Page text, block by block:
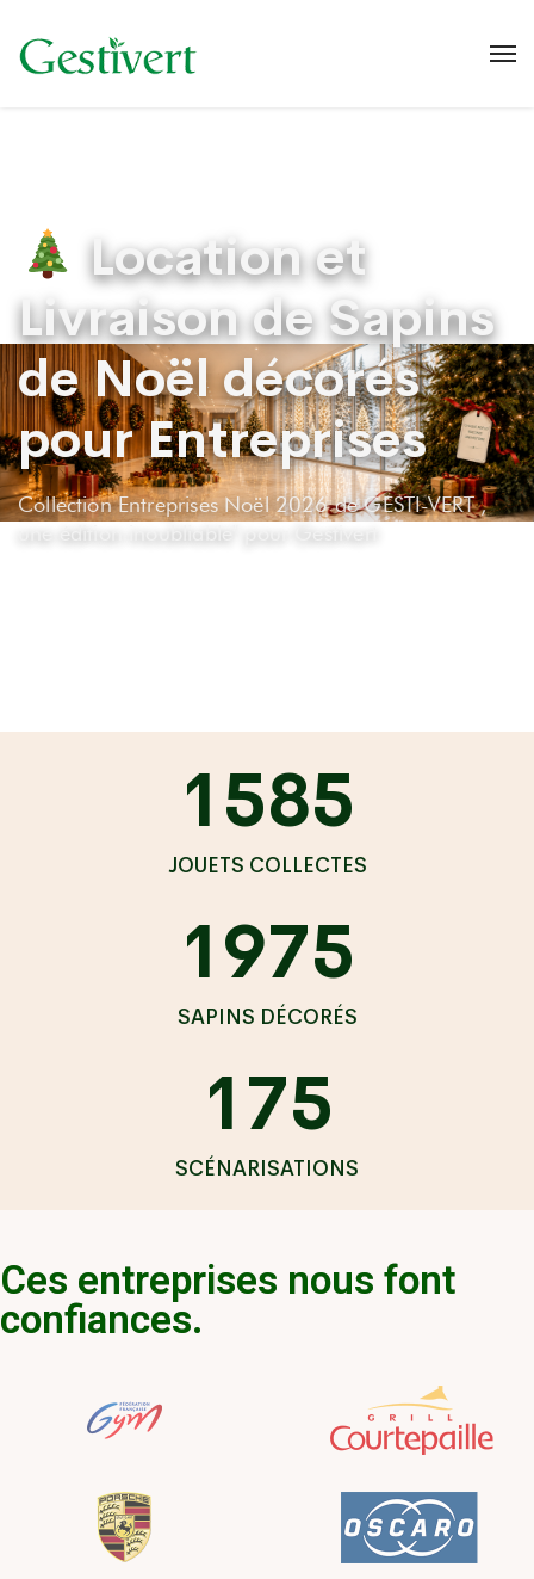
Location et
Livraison de Sapins
de Noël décorés
pour Entreprises
Collection Entreprises Noël 2026 de GESTI-VERT ,
une édition inoubliable" pour Gestivert
1585
JOUETS COLLECTES
1975
SAPINS DÉCORÉS
175
SCÉNARISATIONS
Ces entreprises nous font
confiances.